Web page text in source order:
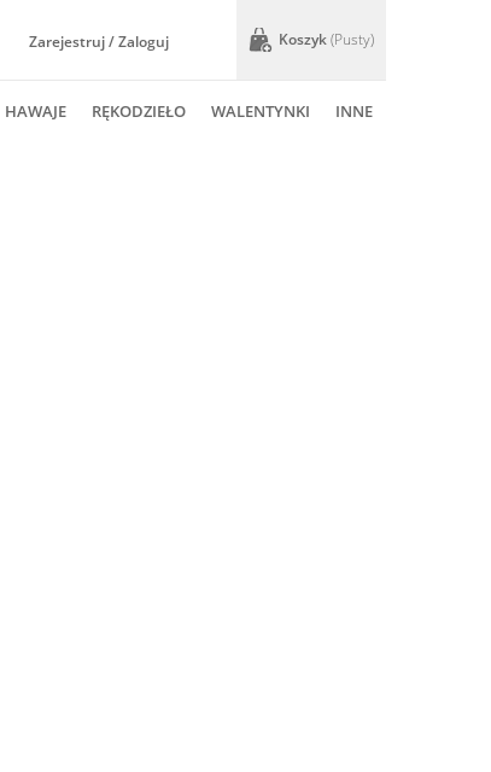
Zarejestruj / Zaloguj Koszyk(pusty)
HAWAJE RĘKODZIEŁO WALENTYNKI INNE